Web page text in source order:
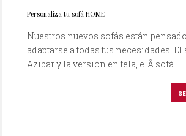
Personaliza tu sofá HOME
Nuestros nuevos sofás están
adaptarse a todas tus necesidades. El
Azibar y la versión en tela, elÂ sofá...